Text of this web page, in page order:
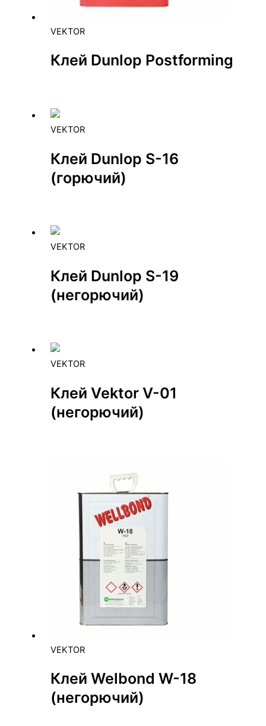
VEKTOR
Клей Dunlop Postforming
VEKTOR
Клей Dunlop S-16
(горючий)
VEKTOR
Клей Dunlop S-19
(негорючий)
VEKTOR
Клей Vektor V-01
(негорючий)
VEKTOR
Клей Welbond W-18
(негорючий)